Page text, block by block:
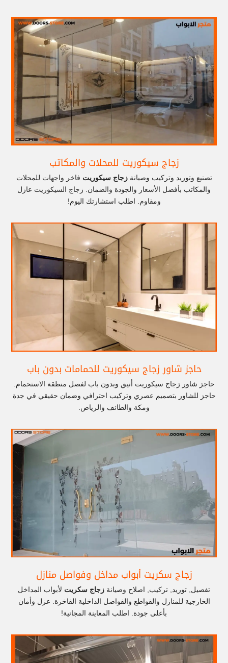
زجاج سيكوريت للمحلات والمكاتب
تصنيع وتوريد وتركيب وصيانةزجاج سيكوريت فاخر واجهات للمحلات
والمكاتب بأفضل الأسعار والجودة والضمان. زجاج السيكوريت عازل
ومقاوم. اطلب استشارتك اليوم!
حاجز شاور زجاج سيكوريت للحمامات بدون باب
حاجز شاور زجاج سيكوريت أنيق وبدون باب لفصل منطقة الاستحمام.
حاجز للشاور بتصميم عصري وتركيب احترافي وضمان حقيقي في جدة
ومكة والطائف والرياض.
زجاج سكريت أبواب مداخل وفواصل منازل
تفصيل, توريد, تركيب, اصلاح وصيانة زجاج سكريت لأبواب المداخل
الخارجية للمنازل والقواطع والفواصل الداخلية الفاخرة. عزل وأمان
بأعلى جودة. اطلب المعاينة المجانية!